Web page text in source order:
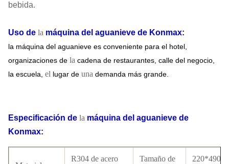
bebida.
Uso de la máquina del aguanieve de Konmax:
la máquina del aguanieve es conveniente para el hotel,
organizaciones de la cadena de restaurantes, calle del negocio,
la escuela, el lugar de una demanda más grande.
Especificación de la máquina del aguanieve de
Konmax:
R304 de acero Tamaño de